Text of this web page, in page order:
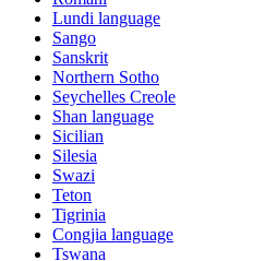
Lundi language
Sango
Sanskrit
Northern Sotho
Seychelles Creole
Shan language
Sicilian
Silesia
Swazi
Teton
Tigrinia
Congjia language
Tswana